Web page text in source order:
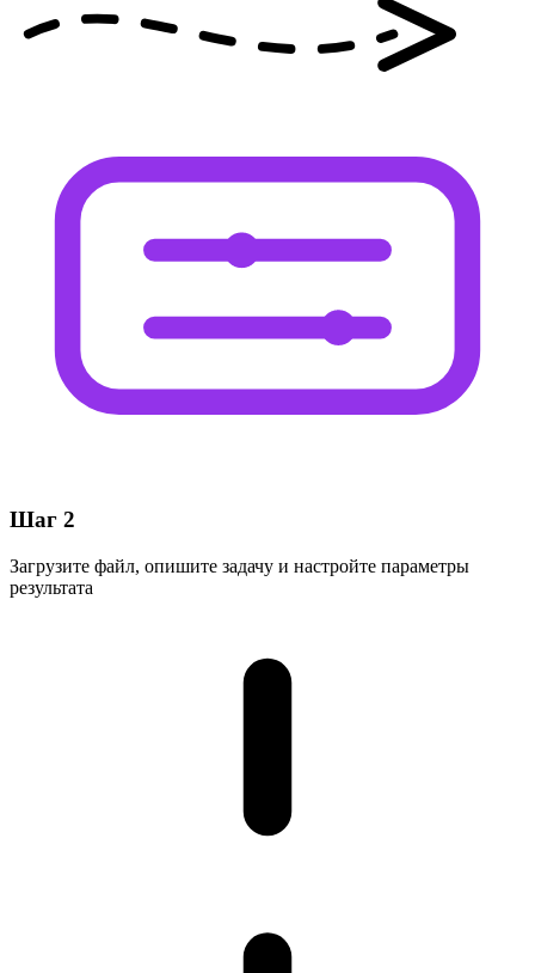
Шаг 2
Загрузите файл, опишите задачу и настройте параметры
результата